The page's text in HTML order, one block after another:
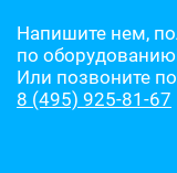
Напишите нем,
по
Или позвоните
8 (495) 925-81-67